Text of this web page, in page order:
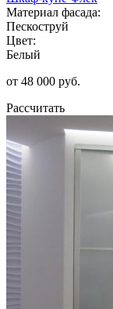
Материал фасада:
Пескоструй
Цвет:
Белый
от 48 000 руб.
Рассчитать